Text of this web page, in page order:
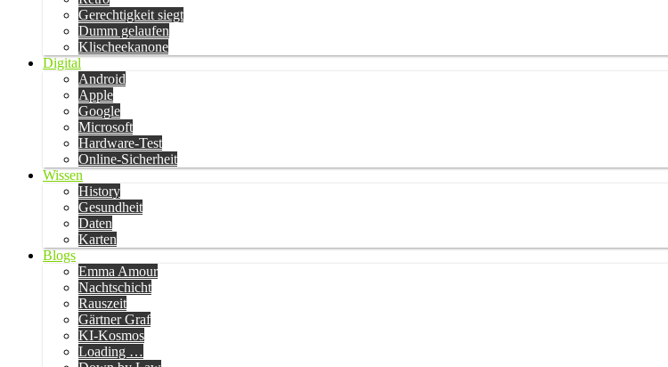
Gerechtigkeit siegt
Dumm gelaufen
Klischeekanone
Digital
Android
Apple
Google
Microsoft
Hardware-Test
Online-Sicherheit
Wissen
History
Gesundheit
Daten
Karten
Blogs
Emma Amour
Nachtschicht
Rauszeit
Gärtner Graf
KI-Kosmos
Loading …